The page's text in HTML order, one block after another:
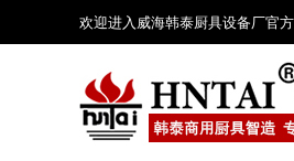
欢迎进入威海韩泰厨具设备厂官方